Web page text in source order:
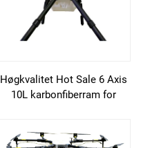
Høgkvalitet Hot Sale 6 Axis
10L karbonfiberram for